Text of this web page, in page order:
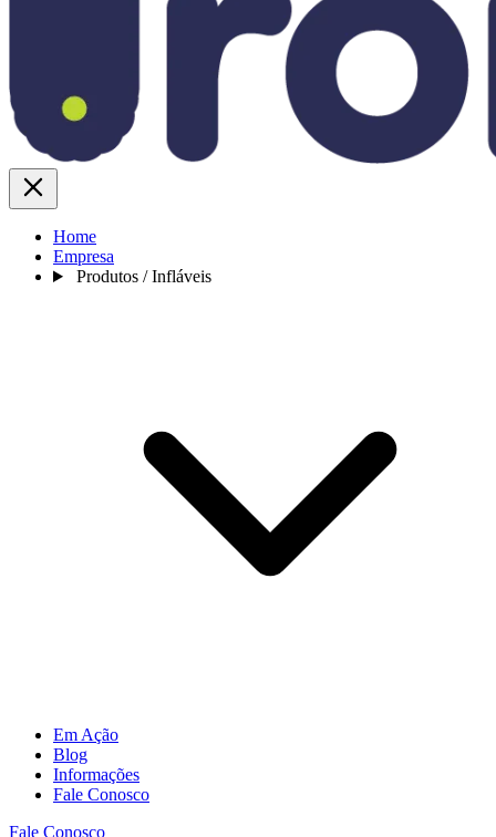
Home
Empresa
Produtos / Infláveis
Em Ação
Blog
Informações
Fale Conosco
Fale Conosco